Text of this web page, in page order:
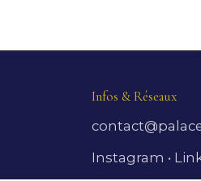
Infos & Réseaux
Instagram •